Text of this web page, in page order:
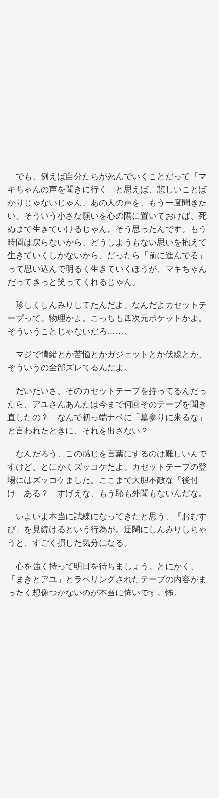
でも、例えば自分たちが死んでいくことだって「マ
キちゃんの声を聞きに行く」と思えば、悲しいことば
かりじゃないじゃん。あの人の声を、もう一度聞きた
い。そういう小さな願いを心の隅に置いておけば、死
ぬまで生きていけるじゃん。そう思ったんです。もう
時間は戻らないから、どうしようもない思いを抱えて
生きていくしかないから、だったら「前に進んでる」
って思い込んで明るく生きていくほうが、マキちゃん
だってきっと笑ってくれるじゃん。
珍しくしんみりしてたんだよ。なんだよカセットテ
ープって。物理かよ。こっちも四次元ポケットかよ。
そういうことじゃないだろ……。
マジで情緒とか苦悩とかガジェットとか伏線とか、
そういうの全部ズレてるんだよ。
だいたいさ、そのカセットテープを持ってるんだっ
たら、アユさんあんたは今まで何回そのテープを聞き
直したの？ なんで初っ端ナベに「墓参りに来るな」
と言われたときに、それを出さない？
なんだろう、この感じを言葉にするのは難しいんで
すけど、とにかくズッコケたよ。カセットテープの登
場にはズッコケました。ここまで大胆不敵な「後付
け」ある？ すげえな、もう恥も外聞もないんだな。
いよいよ本当に試練になってきたと思う、『おむす
び』を見続けるという行為が。迂闊にしんみりしちゃ
うと、すごく損した気分になる。
心を強く持って明日を待ちましょう。とにかく、
「まきとアユ」とラベリングされたテープの内容がま
ったく想像つかないのが本当に怖いです。怖。